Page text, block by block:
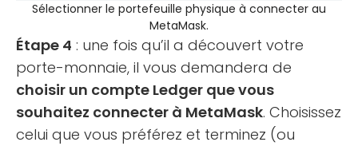
Sélectionner le portefeuille physique à connecter au
MetaMask.
Étape 4 : une fois qu’il a découvert votre
porte-monnaie, il vous demandera de
choisir un compte Ledger que vous
souhaitez connecter à MetaMask. Choisissez
celui que vous préférez et terminez (ou